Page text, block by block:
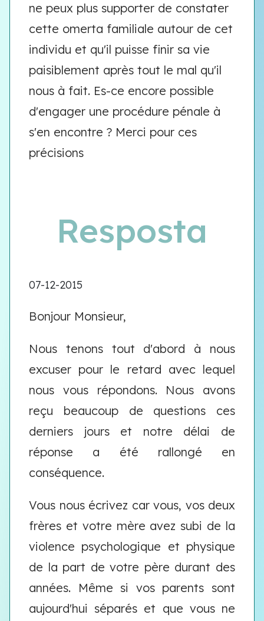
ne peux plus supporter de constater
cette omerta familiale autour de cet
individu et qu'il puisse finir sa vie
paisiblement après tout le mal qu'il
nous à fait. Es-ce encore possible
d'engager une procédure pénale à
s'en encontre ? Merci pour ces
précisions
Resposta
07-12-2015
Bonjour Monsieur,
Nous tenons tout d'abord à nous
excuser pour le retard avec lequel
nous vous répondons. Nous avons
reçu beaucoup de questions ces
derniers jours et notre délai de
réponse a été rallongé en
conséquence.
Vous nous écrivez car vous, vos deux
frères et votre mère avez subi de la
violence psychologique et physique
de la part de votre père durant des
années. Même si vos parents sont
aujourd'hui séparés et que vous ne